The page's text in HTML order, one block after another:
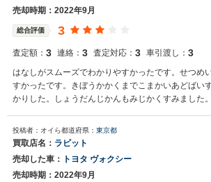
売却時期：2022年9月
総合評価 3
査定額： 3 連絡： 3 査定対応： 3 車引渡し： 3
はなしがスムーズでわかりやすかったです。せつめ
すかったです。きぼうかかくまでこまかいあどばい
かりした。しょうだんじかんもみじかくすみました。
投稿者：オイら都道府県： 東京都
買取店名： ラビット
売却した車：
トヨタ ヴォクシー
売却時期：2022年9月